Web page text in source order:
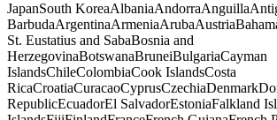
JapanSouth KoreaAlbaniaAndorraAnguilla
BarbudaArgentinaArmeniaArubaAustria
St. Eustatius and SabaBosnia and
HerzegovinaBotswanaBruneiBulgariaCayman
IslandsChileColombiaCook IslandsCosta
RicaCroatiaCuracaoCyprusCzechiaDenmark
RepublicEcuadorEl SalvadorEstoniaFalkland